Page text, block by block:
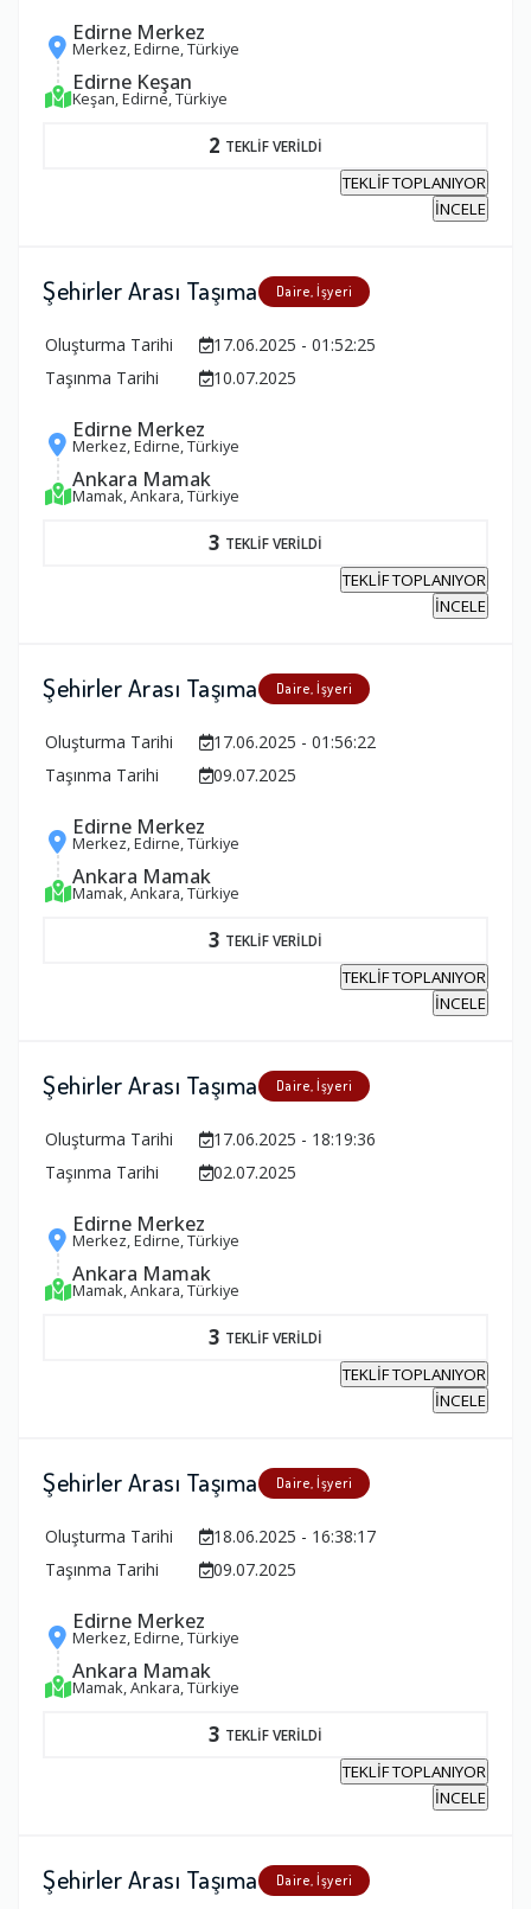
Edirne Merkez
Merkez, Edirne, Türkiye
Edirne Keşan
Keşan, Edirne, Türkiye
2 TEKLİF VERİLDİ
TEKLİF TOPLANIYOR
İNCELE
Şehirler Arası Taşıma Daire, İşyeri
Oluşturma Tarihi
17.06.2025 - 01:52:25
Taşınma Tarihi
10.07.2025
Edirne Merkez
Merkez, Edirne, Türkiye
Ankara Mamak
Mamak, Ankara, Türkiye
3 TEKLİF VERİLDİ
TEKLİF TOPLANIYOR
İNCELE
Şehirler Arası Taşıma Daire, İşyeri
Oluşturma Tarihi
17.06.2025 - 01:56:22
Taşınma Tarihi
09.07.2025
Edirne Merkez
Merkez, Edirne, Türkiye
Ankara Mamak
Mamak, Ankara, Türkiye
3 TEKLİF VERİLDİ
TEKLİF TOPLANIYOR
İNCELE
Şehirler Arası Taşıma Daire, İşyeri
Oluşturma Tarihi
17.06.2025 - 18:19:36
Taşınma Tarihi
02.07.2025
Edirne Merkez
Merkez, Edirne, Türkiye
Ankara Mamak
Mamak, Ankara, Türkiye
3 TEKLİF VERİLDİ
TEKLİF TOPLANIYOR
İNCELE
Şehirler Arası Taşıma Daire, İşyeri
Oluşturma Tarihi
18.06.2025 - 16:38:17
Taşınma Tarihi
09.07.2025
Edirne Merkez
Merkez, Edirne, Türkiye
Ankara Mamak
Mamak, Ankara, Türkiye
3 TEKLİF VERİLDİ
TEKLİF TOPLANIYOR
İNCELE
Şehirler Arası Taşıma Daire, İşyeri